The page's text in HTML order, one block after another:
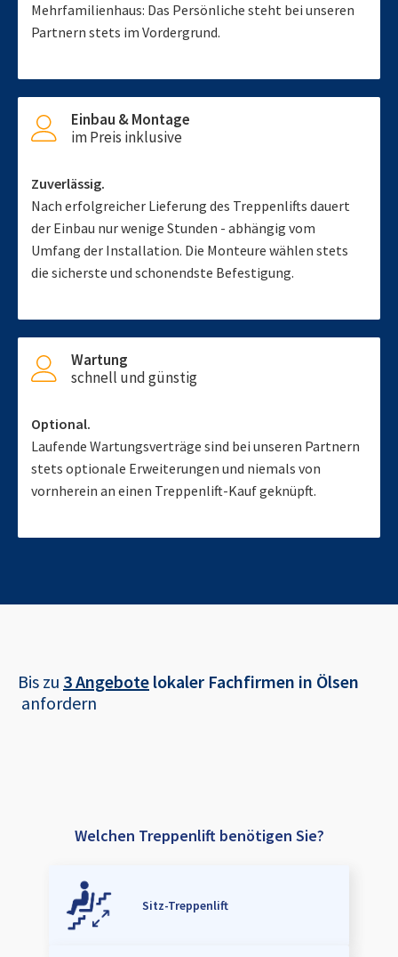
Mehrfamilienhaus: Das Persönliche steht bei unseren
Partnern stets im Vordergrund.
Einbau & Montage
im Preis inklusive
Zuverlässig.
Nach erfolgreicher Lieferung des Treppenlifts dauert
der Einbau nur wenige Stunden - abhängig vom
Umfang der Installation. Die Monteure wählen stets
die sicherste und schonendste Befestigung.
Wartung
schnell und günstig
Optional.
Laufende Wartungsverträge sind bei unseren Partnern
stets optionale Erweiterungen und niemals von
vornherein an einen Treppenlift-Kauf geknüpft.
Bis zu 3 Angebote lokaler Fachfirmen in Ölsen
anfordern
Welchen Treppenlift benötigen Sie?
Sitz-Treppenlift